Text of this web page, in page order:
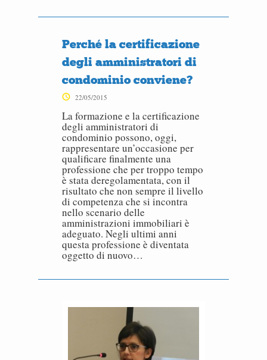
Perché la certificazione
degli amministratori di
condominio conviene?
22/05/2015
La formazione e la certificazione
degli amministratori di
condominio possono, oggi,
rappresentare un’occasione per
qualificare finalmente una
professione che per troppo tempo
è stata deregolamentata, con il
risultato che non sempre il livello
di competenza che si incontra
nello scenario delle
amministrazioni immobiliari è
adeguato. Negli ultimi anni
questa professione è diventata
oggetto di nuovo…